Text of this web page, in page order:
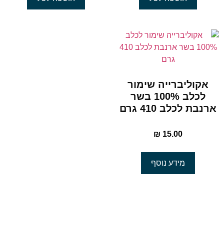
אקוליברייה שימור
לכלב 100% בשר
ארנבת לכלב 410 גרם
₪ 15.00
מידע נוסף